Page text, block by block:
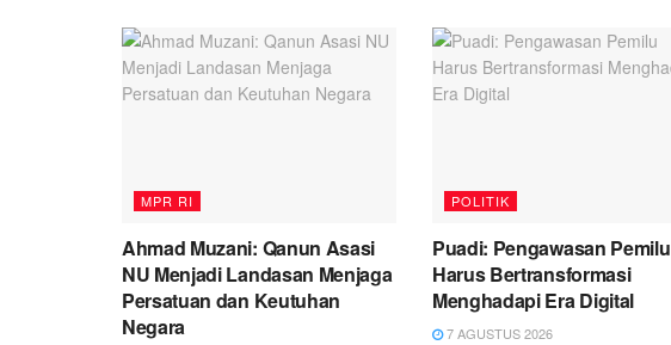
MPR RI
Ahmad Muzani: Qanun Asasi
NU Menjadi Landasan Menjaga
Persatuan dan Keutuhan
Negara
POLITIK
Puadi: Pengawasan Pemilu
Harus Bertransformasi
Menghadapi Era Digital
7 AGUSTUS 2026